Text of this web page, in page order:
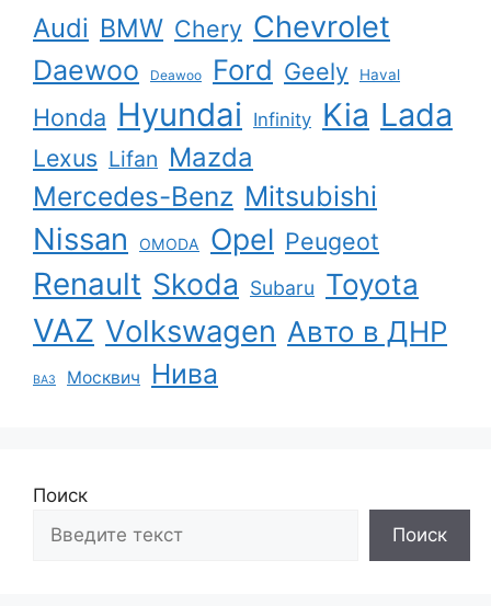
Audi BMW Chery Chevrolet
Daewoo Deawoo Ford Geely Haval
Honda Hyundai Infinity Kia Lada
Lexus Lifan Mazda
Mercedes-Benz Mitsubishi
Nissan OMODA Opel Peugeot
Renault Skoda Subaru Toyota
VAZ Volkswagen Авто в ДНР
ВАЗ Москвич Нива
Поиск
Поиск